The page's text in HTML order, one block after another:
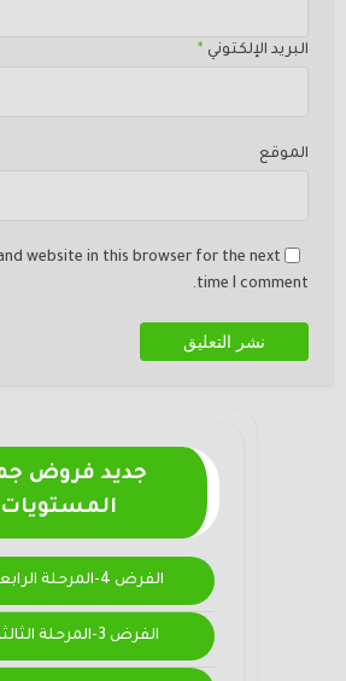
البريد الإلكتوني *
الموقع
website in this browser for the next
time I comment.
جديد فروض
المستويات
الفرض 4-المرحلة الرابعة
الفرض 3-المرحلة الثالثة